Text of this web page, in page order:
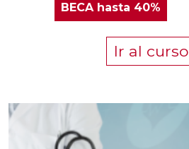
BECAhasta 40%
Ir al curso